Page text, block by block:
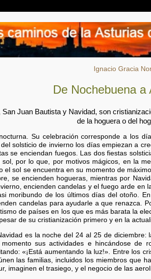
Ignacio Gracia
De Nochebuena a
Juan Bautista y Navidad, son
de la hoguera o del
Su celebración corresponde a los
solsticio de invierno los días empiezan a
se enciendan fuegos. Las dos fiestas
por lo que, por motivos mágicos, en la
el sol se encuentra en su momento de
se encienden hogueras, mientras por
encienden candelas y el fuego arde
moribundo de los últimos días del otoño.
candelas para ayudarle a que renazca.
de países en los que es más barata la
de su cristianización primero y en la
es la noche del 24 al 25 de
sus actividades e hincándose de
«¡Está aumentando la luz!». Entre los
las familias, incluidos los miembros que
imaginen el trasiego, y el negocio de las